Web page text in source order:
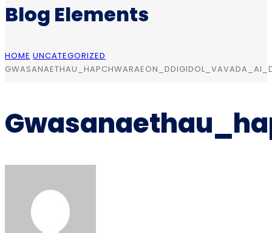
Blog Elements
HOME UNCATEGORIZED